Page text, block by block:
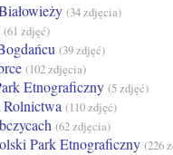
(34 zdjęcia)
(61 zdjęć)
(39 zdjęć)
(102 zdjęcia)
Etnograficzny (5 zdjęć)
(110 zdjęć)
(62 zdjęcia)
Park Etnograficzny (226